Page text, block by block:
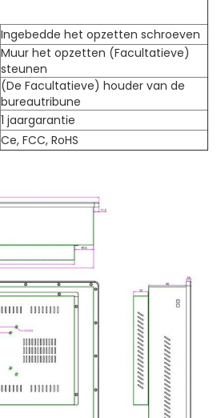
Ingebedde het opzetten schroeven
Muur het opzetten (Facultatieve)
steunen
(De Facultatieve) houder van de
bureautribune
1 jaargarantie
Ce, FCC, RoHS